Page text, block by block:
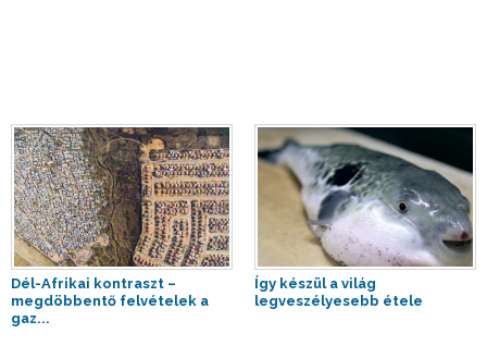
Dél-Afrikai kontraszt –
megdöbbentő felvételek a
gaz...
Így készül a világ
legveszélyesebb étele